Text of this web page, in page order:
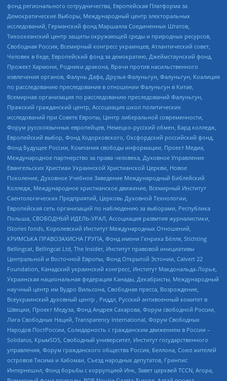
фонд регионального сотрудничества, Европейская Платформа за
Демократические Выборы, Международный центр электоральных
исследований, Германский фонд Маршалла Соединенных Штатов,
Тихоокеанский центр защиты окружающей среды и природных ресурсов,
Свободная Россия, Всемирный конгресс украинцев, Атлантический совет,
Человек в беде, Европейский фонд за демократию, Джеймстаунский фонд,
Прожект Хармони, Родники дракона, Врачи против насильственного
извлечения органов, Фалунь Дафа, Друзья Фалуньгун, Фалуньгун, Коалиция
по расследованию преследования в отношении Фалуньгун в Китае,
Всемирная организация по расследованию преследований Фалуньгун,
Пражский гражданский центр, Ассоциация школ политических
исследований при Совете Европы, Центр либеральной современности,
Форум русскоязычных европейцев, Немецко-русский обмен, Бард колледж,
Европейский выбор, Фонд Ходорковского, Оксфордский российский фонд,
Фонд Будущее России, Компания свободы информации, Проект Медиа,
Международное партнерство за права человека, Духовное Управление
Евангельских Христиан Украинской Христианской Церкви, Новое
Поколение, Духовное Учебное Заведение Международный Библейский
Колледж, Международное христианское движение, Всемирный Институт
Саентологических Предприятий, Церковь Духовной Технологии,
Европейская сеть организаций по наблюдению за выборами, Республика
Польша, СВОБОДНЫЙ ИДЕЛЬ-УРАЛ, Ассоциация развития журналистики,
IStories fonds, Королевский Институт Международных Отношений,
КРИМСЬКА ПРАВОЗАХИСНА ГРУПА, Фонд имени Генриха Бёлля, Stichting
Bellingcat, Bellingcat Ltd, The Insider, Институт правовой инициативы
Центральной и Восточной Европы, Фонд Открытой Эстонии, Calvert 22
Foundation, Канадский украинский конгресс, Институт Макдональда-Лорье,
Украинская национальная федерация Канады, Декабристы, Международный
научный центр им Вудро Вильсона, Свободная пресса, Возрождение,
Всеукраинский духовный центр , Риддл, Русский антивоенный комитет в
Швеции, Проект Медуза, Фонд Андрея Сахарова, Форум свободной России,
Лига Свободных Наций, Transparеncy International, Форум Свободных
Народов ПостРоссии, Солидарность с гражданским движением в России –
Solidarus, КрымSOS, Свободный университет, Институт государственного
управления, Форум гражданского общества Россия, Беллона, Союз жителей
островов Тисима и Хабомаи, Съезд народных депутатов, Гринпис
Интернешнл, Фонд борьбы с коррупцией Инк, Завет церквей TCCN, Агора,